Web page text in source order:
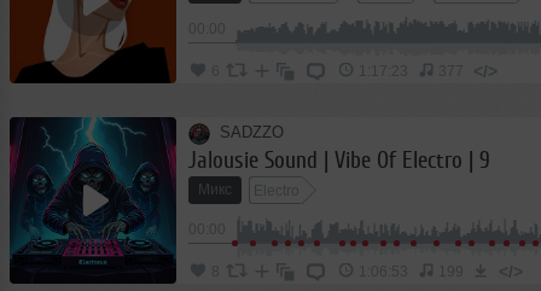
6 1:17:23 377 </>
SADZZO
Jalousie Sound | Vibe Of Electro | 9
Микс Electro
1:06:53 199 </>